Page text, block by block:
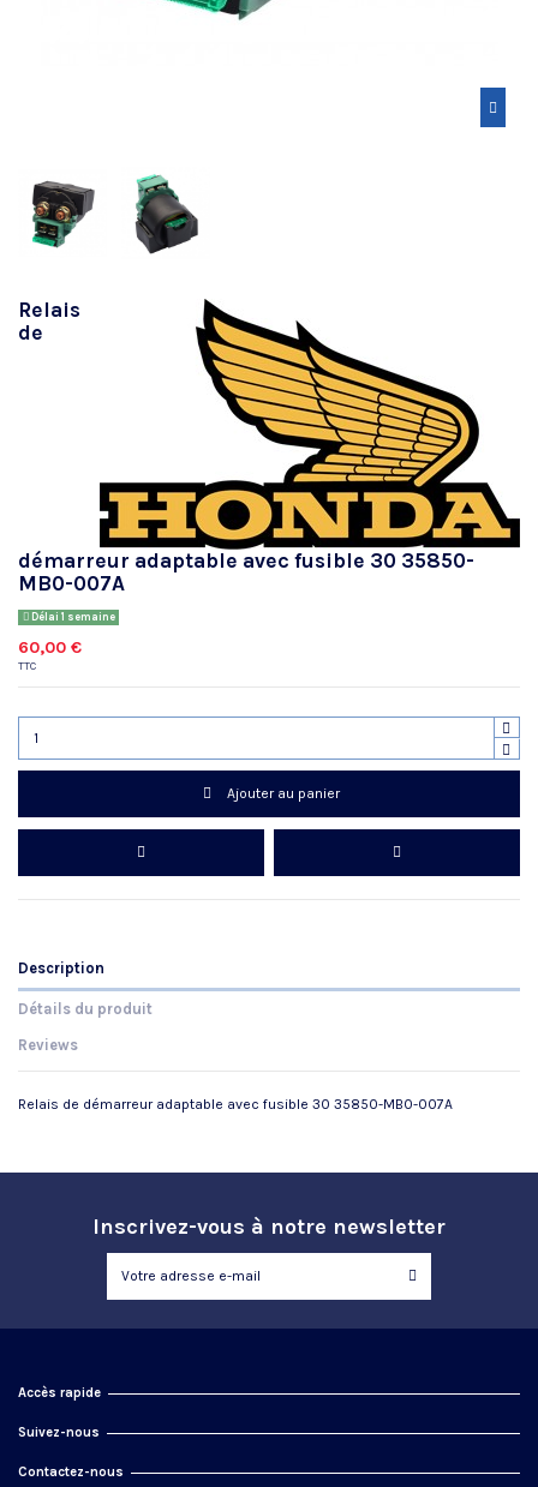
Relais
de
démarreur adaptable avec fusible 30 35850-
MB0-007A
Délai 1 semaine
60,00 €
TTC
Ajouter au panier
Description
Détails du produit
Reviews
Relais de démarreur adaptable avec fusible 30 35850-MB0-007A
Inscrivez-vous à notre newsletter
Accès rapide
Suivez-nous
Contactez-nous